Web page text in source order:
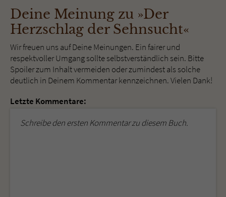
Deine Meinung zu »Der
Herzschlag der Sehnsucht«
Wir freuen uns auf Deine Meinungen. Ein fairer und
respektvoller Umgang sollte selbstverständlich sein. Bitte
Spoiler zum Inhalt vermeiden oder zumindest als solche
deutlich in Deinem Kommentar kennzeichnen. Vielen Dank!
Letzte Kommentare:
Schreibe den ersten Kommentar zu diesem Buch.